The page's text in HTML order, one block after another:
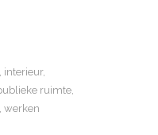
interieur,
ruimte,
werken